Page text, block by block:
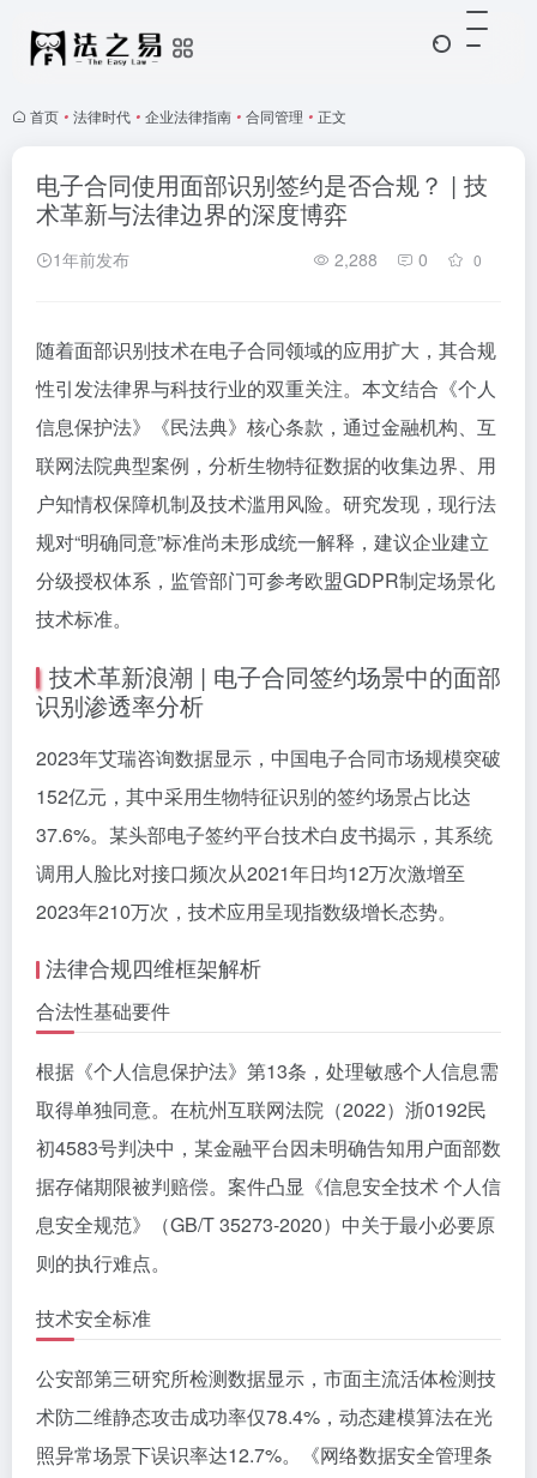
首页 • 法律时代 • 企业法律指南 • 合同管理 • 正文
电子合同使用面部识别签约是否合规？ | 技
术革新与法律边界的深度博弈
1年前发布 2,288 0 0
随着面部识别技术在电子合同领域的应用扩大，其合规
性引发法律界与科技行业的双重关注。本文结合《个人
信息保护法》《民法典》核心条款，通过金融机构、互
联网法院典型案例，分析生物特征数据的收集边界、用
户知情权保障机制及技术滥用风险。研究发现，现行法
规对“明确同意”标准尚未形成统一解释，建议企业建立
分级授权体系，监管部门可参考欧盟GDPR制定场景化
技术标准。
技术革新浪潮 | 电子合同签约场景中的面部
识别渗透率分析
2023年艾瑞咨询数据显示，中国电子合同市场规模突破
152亿元，其中采用生物特征识别的签约场景占比达
37.6%。某头部电子签约平台技术白皮书揭示，其系统
调用人脸比对接口频次从2021年日均12万次激增至
2023年210万次，技术应用呈现指数级增长态势。
法律合规四维框架解析
合法性基础要件
根据《个人信息保护法》第13条，处理敏感个人信息需
取得单独同意。在杭州互联网法院（2022）浙0192民
初4583号判决中，某金融平台因未明确告知用户面部数
据存储期限被判赔偿。案件凸显《信息安全技术 个人信
息安全规范》（GB/T 35273-2020）中关于最小必要原
则的执行难点。
技术安全标准
公安部第三研究所检测数据显示，市面主流活体检测技
术防二维静态攻击成功率仅78.4%，动态建模算法在光
照异常场景下误识率达12.7%。《网络数据安全管理条